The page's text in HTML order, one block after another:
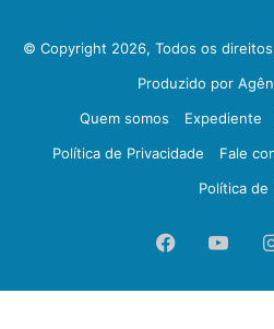
© Copyright 2026, Todos os
Produzido por
Quem somos
Expediente
Política de Privacidade
Fale
Política de
Facebook